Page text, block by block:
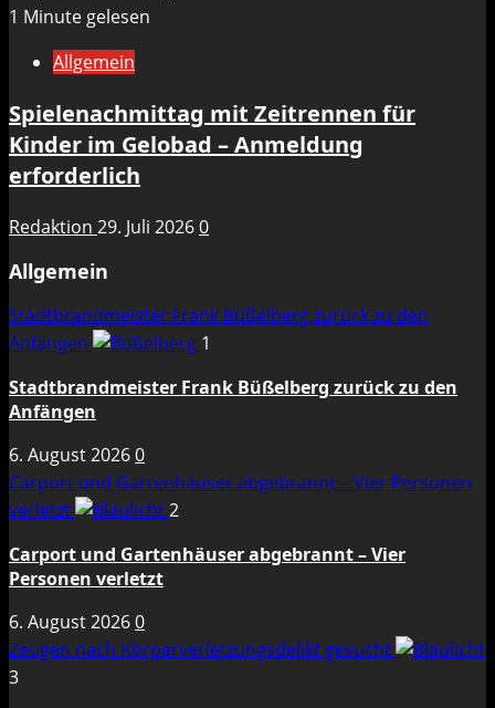
1 Minute gelesen
Allgemein
Spielenachmittag mit Zeitrennen für
Kinder im Gelobad – Anmeldung
erforderlich
Redaktion 29. Juli 20260
Allgemein
Stadtbrandmeister Frank Büßelberg zurück zu den
Anfängen
1
Stadtbrandmeister Frank Büßelberg zurück zu den
Anfängen
6. August 20260
Carport und Gartenhäuser abgebrannt – Vier Personen
verletzt
2
Carport und Gartenhäuser abgebrannt – Vier
Personen verletzt
6. August 20260
Zeugen nach Körperverletzungsdelikt gesucht
3